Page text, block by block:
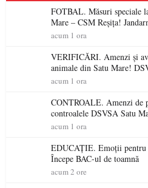
FOTBAL. Măsuri speciale
Mare – CSM Reșița!
pentru suporteri
acum 1 ora
VERIFICĂRI. Amenzi și
animale din Satu Mare!
gospodăriile și face apel la
acum 1 ora
CONTROALE. Amenzi de
controalele DSVSA Satu
sancționate pentru nereguli
acum 1 ora
EDUCAȚIE. Emoții pentru
Începe BAC-ul de toamnă
acum 2 ore